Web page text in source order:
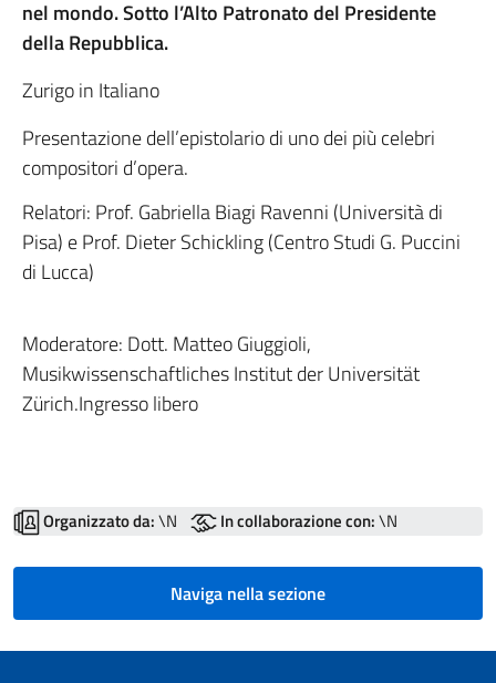
nel mondo. Sotto l’Alto Patronato del Presidente
della Repubblica.
Zurigo in Italiano
Presentazione dell’epistolario di uno dei più celebri
compositori d’opera.
Relatori: Prof. Gabriella Biagi Ravenni (Università di
Pisa) e Prof. Dieter Schickling (Centro Studi G. Puccini
di Lucca)
Moderatore: Dott. Matteo Giuggioli,
Musikwissenschaftliches Institut der Universität
Zürich.Ingresso libero
Organizzato da:\N In collaborazione con:\N
Naviga nella sezione